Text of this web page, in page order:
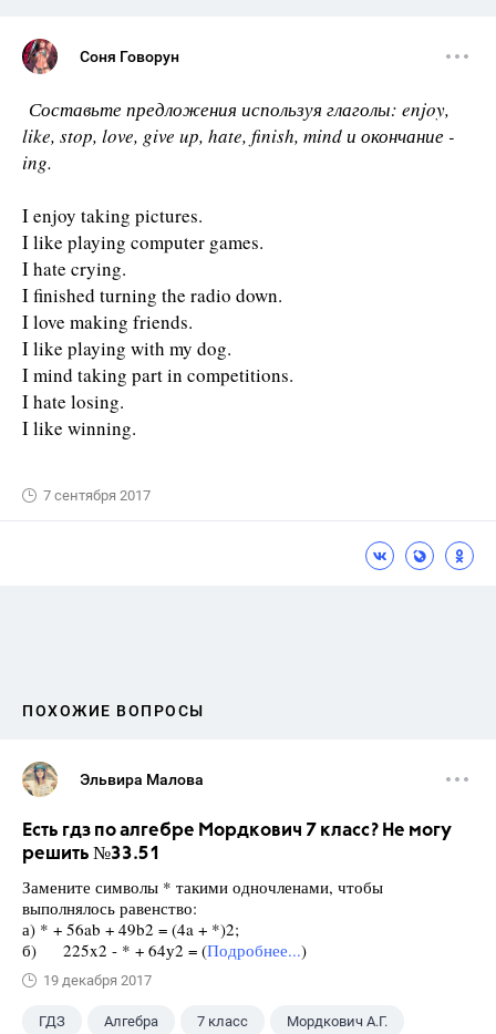
Соня Говорун
Составьте предложения используя глаголы: enjoy,
like, stop, love, give up, hate, finish, mind и окончание -
ing.
I enjoy taking pictures.
I like playing computer games.
I hate crying.
I finished turning the radio down.
I love making friends.
I like playing with my dog.
I mind taking part in competitions.
I hate losing.
I like winning.
7 сентября 2017
ПОХОЖИЕ ВОПРОСЫ
Эльвира Малова
Есть гдз по алгебре Мордкович 7 класс? Не могу
решить №33.51
Замените символы * такими одночленами, чтобы
выполнялось равенство:
а) * + 56ab + 49b2 = (4a + *)2;
б) 225x2 - * + 64у2 = (Подробнее...)
19 декабря 2017
ГДЗ Алгебра 7 класс Мордкович А.Г.